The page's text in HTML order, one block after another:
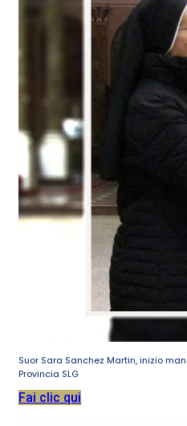
Suor Sara Sanchez Martin, inizio
Provincia SLG
Fai clic qui